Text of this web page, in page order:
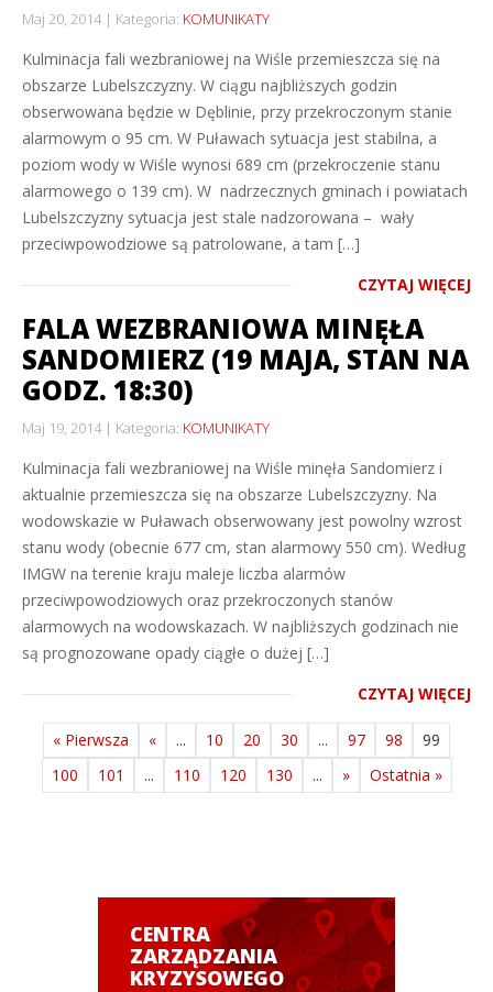
Maj 20, 2014 Kategoria: KOMUNIKATY
Kulminacja fali wezbraniowej na Wiśle przemieszcza się na
obszarze Lubelszczyzny. W ciągu najbliższych godzin
obserwowana będzie w Dęblinie, przy przekroczonym stanie
alarmowym o 95 cm. W Puławach sytuacja jest stabilna, a
poziom wody w Wiśle wynosi 689 cm (przekroczenie stanu
alarmowego o 139 cm). W nadrzecznych gminach i powiatach
Lubelszczyzny sytuacja jest stale nadzorowana – wały
przeciwpowodziowe są patrolowane, a tam […]
CZYTAJ WIĘCEJ
FALA WEZBRANIOWA MINĘŁA
SANDOMIERZ (19 MAJA, STAN NA
GODZ. 18:30)
Maj 19, 2014 Kategoria: KOMUNIKATY
Kulminacja fali wezbraniowej na Wiśle minęła Sandomierz i
aktualnie przemieszcza się na obszarze Lubelszczyzny. Na
wodowskazie w Puławach obserwowany jest powolny wzrost
stanu wody (obecnie 677 cm, stan alarmowy 550 cm). Według
IMGW na terenie kraju maleje liczba alarmów
przeciwpowodziowych oraz przekroczonych stanów
alarmowych na wodowskazach. W najbliższych godzinach nie
są prognozowane opady ciągłe o dużej […]
CZYTAJ WIĘCEJ
« Pierwsza « ... 10 20 30 ... 97 98
99
100
101 ... 110 120 130 ... » Ostatnia »
CENTRA
ZARZĄDZANIA
KRYZYSOWEGO